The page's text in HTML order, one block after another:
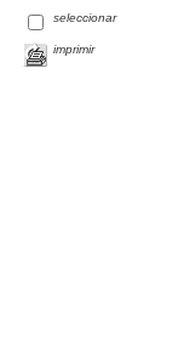
seleccionar
imprimir